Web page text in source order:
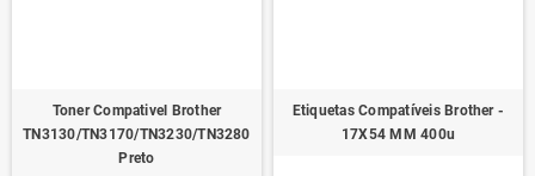
Toner Compativel Brother
TN3130/TN3170/TN3230/TN3280
Preto
Etiquetas Compatíveis Brother -
17X54 MM 400u